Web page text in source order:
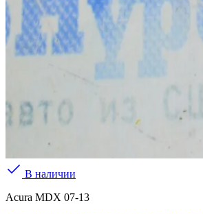
В наличии
Acura MDX 07-13